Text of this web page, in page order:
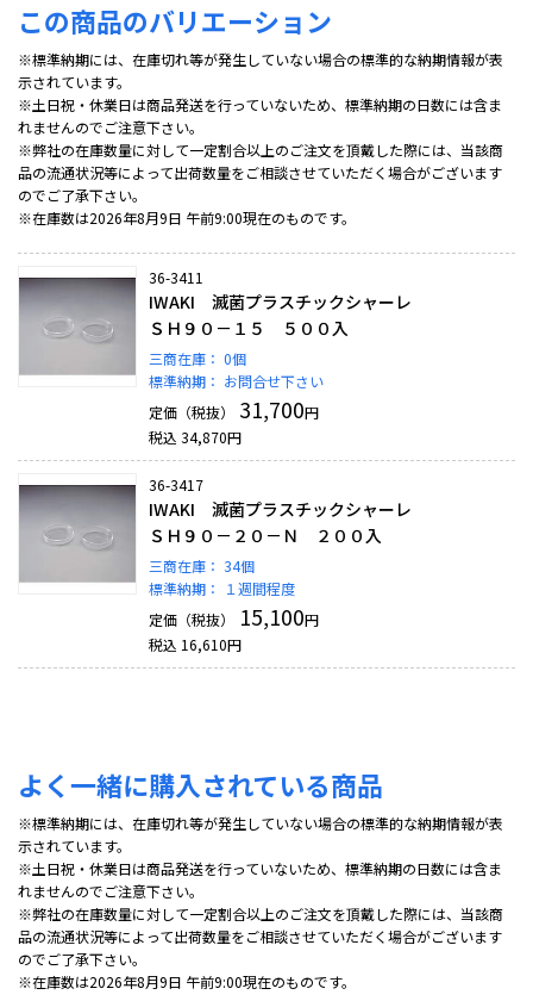
この商品のバリエーション
※標準納期には、在庫切れ等が発生していない場合の標準的な納期情報が表
示されています。
※土日祝・休業日は商品発送を行っていないため、標準納期の日数には含ま
れませんのでご注意下さい。
※弊社の在庫数量に対して一定割合以上のご注文を頂戴した際には、当該商
品の流通状況等によって出荷数量をご相談させていただく場合がございます
のでご了承下さい。
※在庫数は2026年8月9日 午前9:00現在のものです。
36-3411
IWAKI 滅菌プラスチックシャーレ
ＳＨ９０－１５ ５００入
三商在庫： 0個
標準納期： お問合せ下さい
定価（税抜）
31,700円
税込 34,870円
36-3417
IWAKI 滅菌プラスチックシャーレ
ＳＨ９０－２０－Ｎ ２００入
三商在庫： 34個
標準納期：
１週間程度
定価（税抜）
15,100円
税込 16,610円
よく一緒に購入されている商品
※標準納期には、在庫切れ等が発生していない場合の標準的な納期情報が表
示されています。
※土日祝・休業日は商品発送を行っていないため、標準納期の日数には含ま
れませんのでご注意下さい。
※弊社の在庫数量に対して一定割合以上のご注文を頂戴した際には、当該商
品の流通状況等によって出荷数量をご相談させていただく場合がございます
のでご了承下さい。
※在庫数は2026年8月9日 午前9:00現在のものです。